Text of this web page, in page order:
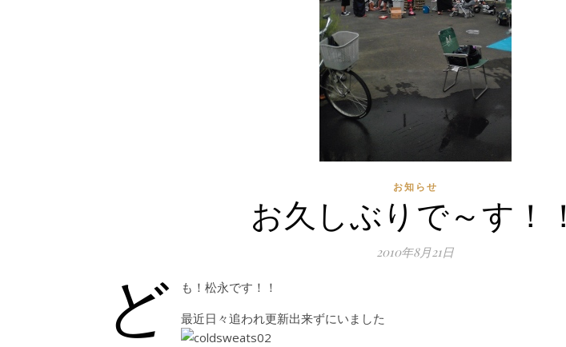
お知らせ
お久しぶりで～す！！
2010年8月21日
ど
も！松永です！！
最近日々追われ更新出来ずにいました